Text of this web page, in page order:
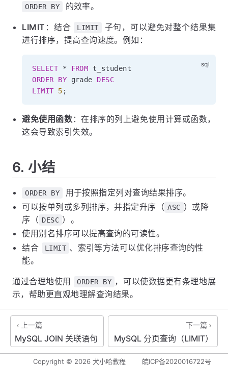
ORDER BY 的效率。
LIMIT ：结合 LIMIT
子句，可以避免对整个结果集
进行排序，提高查询速度。例如：
SELECT * FROM
ORDER
BY grade DESC
LIMIT
5 ;
避免使用函数 ：在排序的列上避免使用计算或函数，
这会导致索引失效。
6. 小结
ORDER BY
用于按照指定列对查询结果排序。
可以按单列或多列排序，并指定升序（ ASC ）或降
序（ DESC ）。
使用别名排序可以提高查询的可读性。
结合
LIMIT 、索引等方法可以优化排序查询的性
能。
通过合理地使用 ORDER BY ，可以使数据更有条理地展
示，帮助更直观地理解查询结果。
上一篇
MySQL JOIN 关联语句
下一篇
MySQL 分页查询（LIMIT）
Copyright © 2026 犬小哈教程 皖ICP备2020016722号